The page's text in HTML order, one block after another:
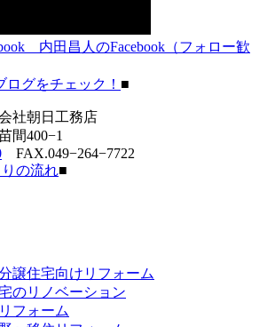
内田昌人のFacebook（フォロー歓
グをチェック！ ■
社朝日工務店
間400−1
FAX.049−264−7722
の流れ■
譲住宅向けリフォーム
のリノベーション
フォーム